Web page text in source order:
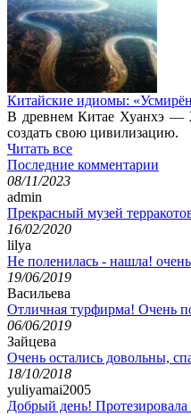
Китайские идиомы:
В древнем Китае Хуанхэ —
создать свою цивилизацию.
Читать все
Последние комментарии
08/11/2023
admin
Прекрасный музей
16/02/2020
lilya
Не поленилась - нашла!
19/06/2019
Васильева
Отличная турфирма! Очень
06/06/2019
Зайцева
Очень остались довольны,
18/10/2018
yuliyamai2005
Добрый день! Протезировала